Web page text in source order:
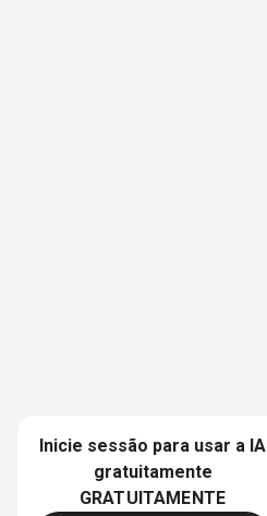
Inicie sessão para usar a IA
gratuitamente
GRATUITAMENTE